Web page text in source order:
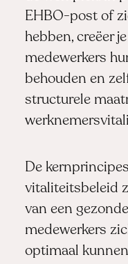
EHBO-post of
hebben, creëer
medewerkers
behouden en
structurele
De
vitaliteitsbeleid
van een
medewerkers
optimaal